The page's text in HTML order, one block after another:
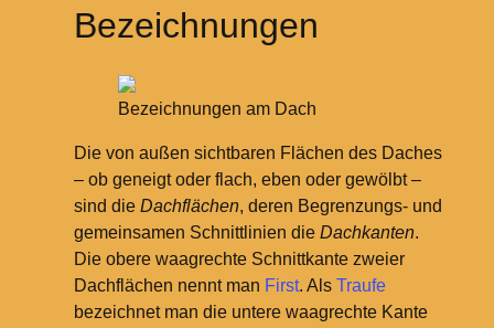
Bezeichnungen
Bezeichnungen am Dach
Die von außen sichtbaren Flächen des Daches
– ob geneigt oder flach, eben oder gewölbt –
sind die Dachflächen, deren Begrenzungs- und
gemeinsamen Schnittlinien die Dachkanten.
Die obere waagrechte Schnittkante zweier
Dachflächen nennt man First. Als Traufe
bezeichnet man die untere waagrechte Kante